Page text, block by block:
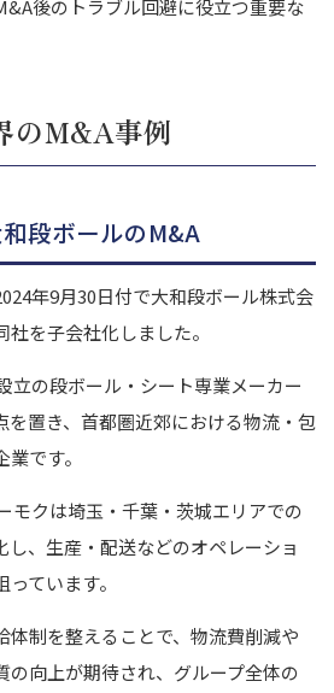
後のトラブル回避に役立つ重要な
のM&A事例
段ボールのM&A
年9月30日付で大和段ボール株式会
を子会社化しました。
立の段ボール・シート専業メーカー
を置き、首都圏近郊における物流・包
です。
モクは埼玉・千葉・茨城エリアでの
し、生産・配送などのオペレーショ
ています。
体制を整えることで、物流費削減や
の向上が期待され、グループ全体の